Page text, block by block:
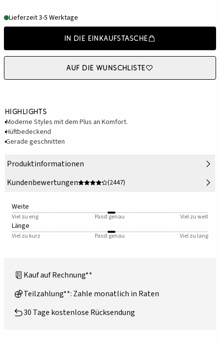
Lieferzeit 3-5 Werktage
In die Einkaufstasche
Auf die Wunschliste
Highlights
Moderne Styles mit dem Plus an Komfort.
Hüftbedeckend
Gerade geschnitten
Produktinformationen
Kundenbewertungen
(2447)
Weite
Viel zu eng Passt genau Viel zu weit
Länge
Viel zu kurz Passt genau Viel zu lang
Kauf auf Rechnung**
Teilzahlung**: Zahle monatlich in Raten
30 Tage kostenlose Rücksendung